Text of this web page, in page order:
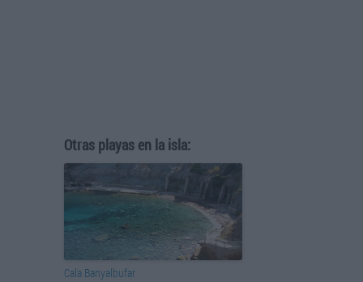
Otras playas en la isla:
Cala Banyalbufar